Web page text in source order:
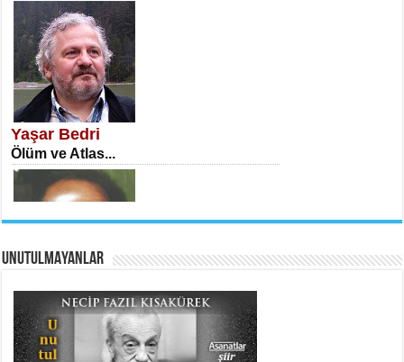
İSA KARATEPE
Ekranlar Arasında Kaybolan İnsan...
AHMET URFALI
Tahlil Denemesi...
Yaşar Bedri
Ölüm ve Atlas...
Necati Sarıca
Ben Kader Vurgunuyum Maria...
UNUTULMAYANLAR